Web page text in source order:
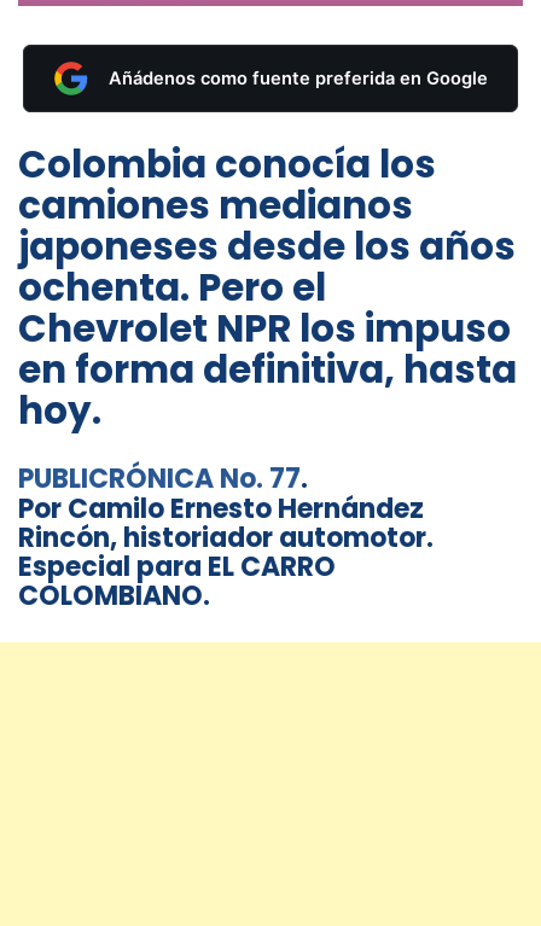
Añádenos como fuente preferida en Google
Colombia conocía los
camiones medianos
japoneses desde los años
ochenta. Pero el
Chevrolet NPR los impuso
en forma definitiva, hasta
hoy.
PUBLICRÓNICA No. 77.
Por Camilo Ernesto Hernández
Rincón, historiador automotor.
Especial para EL CARRO
COLOMBIANO.